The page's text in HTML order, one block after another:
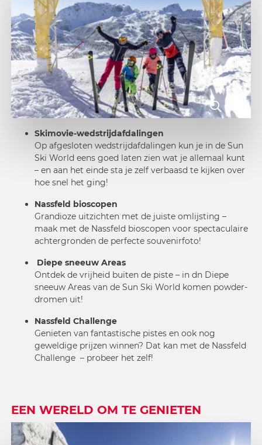
Skimovie-wedstrijdafdalingen
Op afgesloten wedstrijdafdalingen kun je in de Sun
Ski World eens goed laten zien wat je allemaal kunt
– en aan het einde sta je zelf verbaasd te kijken over
hoe snel het ging!
Nassfeld bioscopen
Grandioze uitzichten met de juiste omlijsting –
maak met de Nassfeld bioscopen voor spectaculaire
achtergronden de perfecte souvenirfoto!
Diepe sneeuw Areas
Ontdek de vrijheid buiten de piste – in dn Diepe
sneeuw Areas van de Sun Ski World komen powder-
dromen uit!
Nassfeld Challenge
Genieten van fantastische pistes en ook nog
geweldige prijzen winnen? Dat kan met de Nassfeld
Challenge – probeer het zelf!
EEN WERELD OM TE GENIETEN